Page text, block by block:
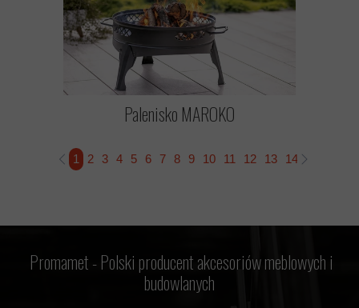
Palenisko MAROKO
1 2 3 4 5 6 7 8 9 10 11 12 13 14 15
Promamet -Polski producent akcesoriów meblowych i
budowlanych